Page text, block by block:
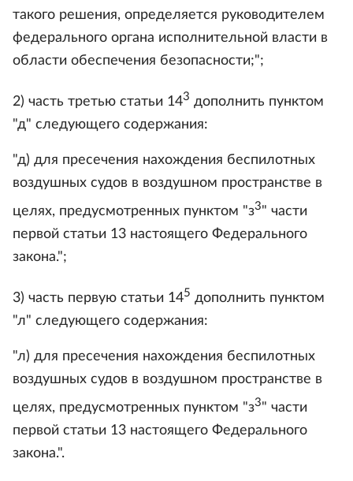
такого решения, определяется руководителем
федерального органа исполнительной власти в
области обеспечения безопасности;";
2) часть третью статьи 143 дополнить пунктом
"д" следующего содержания:
"д) для пресечения нахождения беспилотных
воздушных судов в воздушном пространстве в
целях, предусмотренных пунктом "з3" части
первой статьи 13 настоящего Федерального
закона.";
3) часть первую статьи 145 дополнить пунктом
"л" следующего содержания:
"л) для пресечения нахождения беспилотных
воздушных судов в воздушном пространстве в
целях, предусмотренных пунктом "з3" части
первой статьи 13 настоящего Федерального
закона.".